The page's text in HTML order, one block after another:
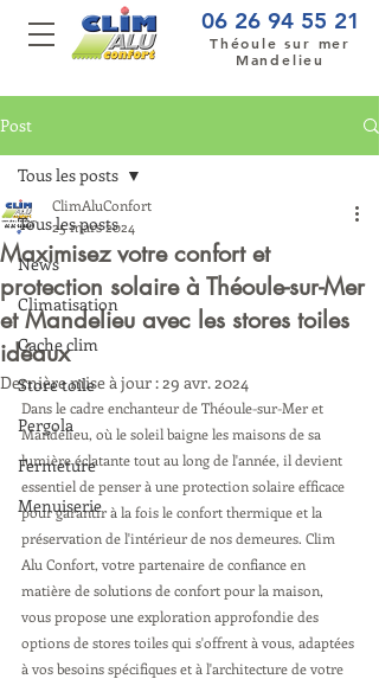
06 26 94 55 21
Théoule sur mer
Mandelieu
Post
Tous les posts
News
Climatisation
Cache clim
Store toile
Pergola
Fermeture
Menuiserie
Tous les posts
Maximisez votre confort et
protection solaire à Théoule-sur-Mer
et Mandelieu avec les stores toiles
idéaux
ClimAluConfort
25 mars 2024
Dernière mise à jour :29 avr. 2024
Dans le cadre enchanteur de Théoule-sur-Mer et
Mandelieu, où le soleil baigne les maisons de sa
lumière éclatante tout au long de l'année, il devient
essentiel de penser à une protection solaire efficace
pour garantir à la fois le confort thermique et la
préservation de l'intérieur de nos demeures. Clim
Alu Confort, votre partenaire de confiance en
matière de solutions de confort pour la maison,
vous propose une exploration approfondie des
options de stores toiles qui s'offrent à vous, adaptées
à vos besoins spécifiques et à l'architecture de votre